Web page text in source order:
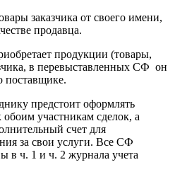
заказчика от своего имени,
продавца.
продукции (товары,
в перевыставленных СФ он
поставщике.
предстоит оформлять
участникам сделок, а
счет для
за свои услуги. Все СФ
в ч. 1 и ч. 2 журнала учета